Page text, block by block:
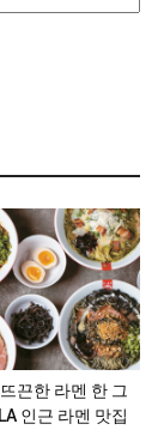
끈한 라멘 한 그
인근 라멘 맛집